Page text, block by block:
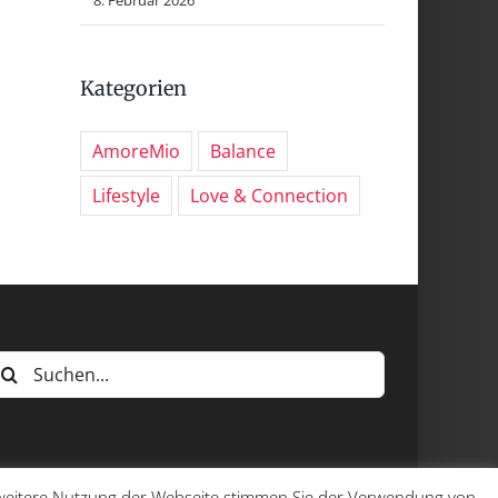
Kategorien
AmoreMio
Balance
Lifestyle
Love & Connection